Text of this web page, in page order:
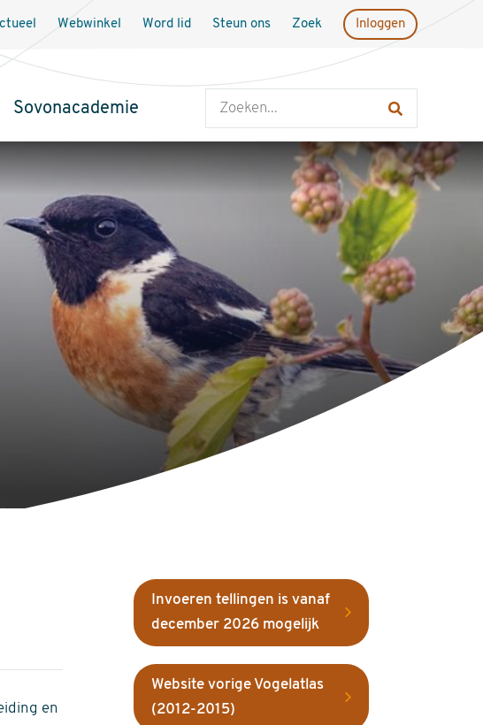
Sovonacademie
Webwinkel Word lid Steun ons Zoek Inloggen
en
Invoeren tellingen is vanaf
december 2026 mogelijk
Website vorige Vogelatlas
(2012-2015)